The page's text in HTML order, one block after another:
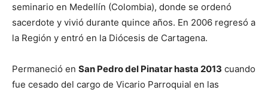
seminario en Medellín (Colombia), donde se ordenó
sacerdote y vivió durante quince años. En 2006 regresó a
la Región y entró en la Diócesis de Cartagena.
Permaneció en San Pedro del Pinatar hasta 2013 cuando
fue cesado del cargo de Vicario Parroquial en las